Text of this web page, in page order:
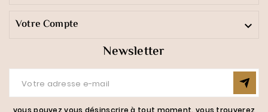
Votre Compte 
Newsletter